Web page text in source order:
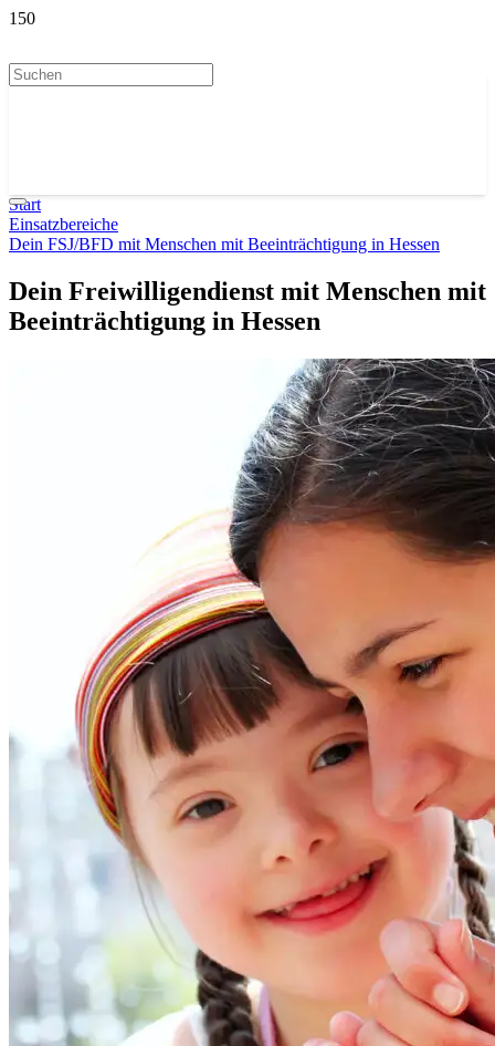
Start
Einsatzbereiche
Dein FSJ/BFD mit Menschen mit Beeinträchtigung in Hessen
Dein Freiwilligendienst mit Menschen mit
Beeinträchtigung in Hessen